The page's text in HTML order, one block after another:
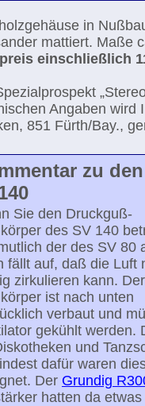
in
mattiert. Maße
einschließlich
Angaben wird
851 Fürth/Bay.,
zu
Sie den Druckguß-
des SV 140
der des SV 80
fällt auf, daß die Luft
zirkulieren kann. Der
ist nach unten
verbaut und
gekühlt werden.
und
dafür waren
Der Grundig
hatten da